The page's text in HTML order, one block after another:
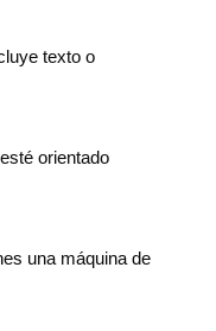
texto o
orientado
una máquina de